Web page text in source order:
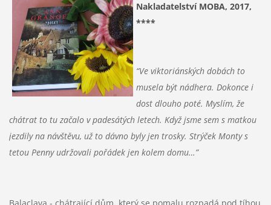
Nakladatelství MOBA, 2017,
****
“Ve viktoriánských dobách to
musela být nádhera. Dokonce i
dost dlouho poté. Myslím, že
chátrat to tu začalo v padesátých letech. Když jsme sem s matkou
jezdily na návštěvu, už to dávno byly jen trosky. Strýček Monty s
tetou Penny udržovali pořádek jen kolem domu…”